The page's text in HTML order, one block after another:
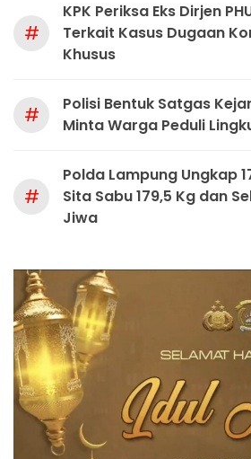
#
KPK Periksa Eks Dirjen
Terkait Kasus Dugaan
Khusus
#
Polisi Bentuk Satgas
Minta Warga Peduli
#
Polda Lampung Ungkap
Sita Sabu 179,5 Kg dan
Jiwa